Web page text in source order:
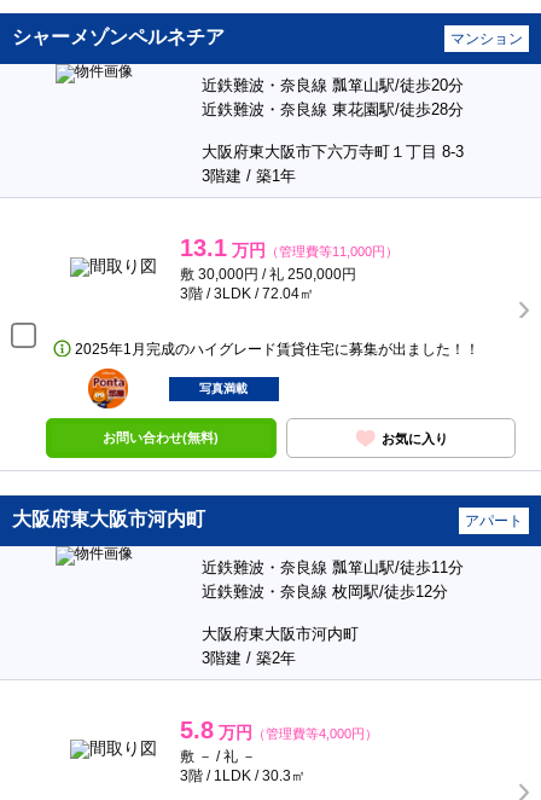
シャーメゾンペルネチア マンション
近鉄難波・奈良線 瓢箪山駅/徒歩20分
近鉄難波・奈良線 東花園駅/徒歩28分
大阪府東大阪市下六万寺町１丁目 8-3
3階建 / 築1年
13.1 万円 （管理費等11,000円）
敷 30,000円 / 礼 250,000円
3階 / 3LDK / 72.04㎡
2025年1月完成のハイグレード賃貸住宅に募集が出ました！！
ポンタ
部屋
写真満載
お問い合わせ(無料) お気に入り
大阪府東大阪市河内町 アパート
近鉄難波・奈良線 瓢箪山駅/徒歩11分
近鉄難波・奈良線 枚岡駅/徒歩12分
大阪府東大阪市河内町
3階建 / 築2年
5.8 万円 （管理費等4,000円）
敷 － / 礼 －
3階 / 1LDK / 30.3㎡